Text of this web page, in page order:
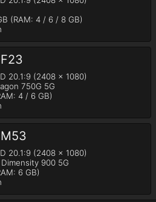
(RAM: 4 / 6 / 8 GB)
20.1:9 (2408 x 1080)
750G 5G
4 / 6 GB)
20.1:9 (2408 x 1080)
Dimensity 900 5G
6 GB)